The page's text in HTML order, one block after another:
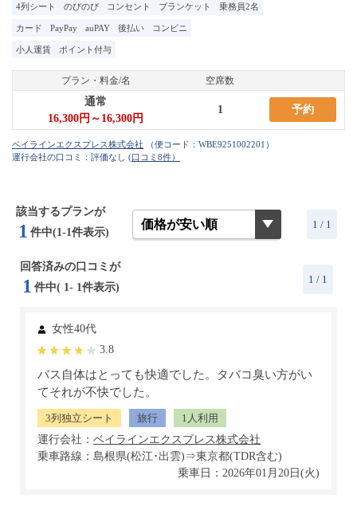
（便コード： WBE9251002201 ）
運行会社の口コミ：評価なし (口コミ8件）
4列シート のびのび コンセント ブランケット 乗務員2名
カード PayPay auPAY 後払い コンビニ
小人運賃 ポイント付与
プラン・料金/名 空席数
通常
16,300円～16,300円
1 予約
該当するプランが
1 件中(1-1件表示)
1 / 1
回答済みの口コミが
1 件中( 1- 1件表示)
1 / 1
女性40代
3.8
バス自体はとっても快適でした。タバコ臭い方がい
てそれが不快でした。
3列独立シート 旅行
1人利用
運行会社：
乗車路線：島根県(松江･出雲)⇒東京都(TDR含む)
乗車日：2026年01月20日(火)